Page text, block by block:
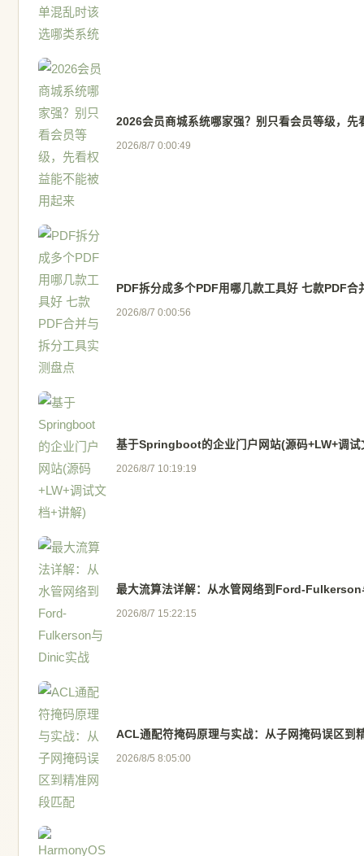
2026会员商城系统哪家强？别只看会员等级，先
2026/8/7 0:00:49
PDF拆分成多个PDF用哪几款工具好 七款PDF合
2026/8/7 0:00:56
基于Springboot的企业门户网站(源码+LW+调试
2026/8/7 10:19:19
最大流算法详解：从水管网络到Ford-
2026/8/7 15:22:15
ACL通配符掩码原理与实战：从子网掩码误区到
2026/8/5 8:05:00